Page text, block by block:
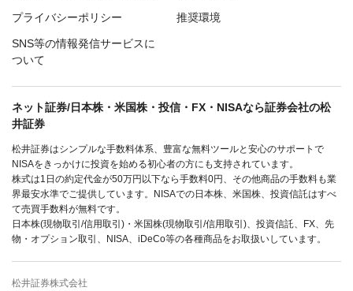
プライバシーポリシー 推奨環境
SNS等の情報発信サービスに
ついて
ネット証券/日本株・米国株・投信・FX・NISAなら証券会社の松
井証券
松井証券はシンプルな手数料体系、豊富な無料ツールと安心のサポートで
NISAをきっかけに投資を始める初心者の方にも支持されています。
株式は1日の約定代金が50万円以下なら手数料0円、その他商品の手数料も業
界最安水準でご提供しています。NISAでの日本株、米国株、投資信託はすべ
て売買手数料が無料です。
日本株(現物取引/信用取引)・米国株(現物取引/信用取引)、投資信託、FX、先
物・オプション取引、NISA、iDeCo等の各種商品をお取扱いしています。
松井証券株式会社